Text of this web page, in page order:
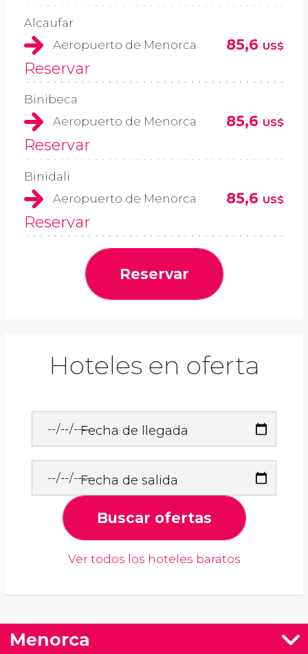
Alcaufar
Aeropuerto de Menorca
85,6 US$
Reservar
Binibeca
Aeropuerto de Menorca
85,6 US$
Reservar
Binidali
Aeropuerto de Menorca
85,6 US$
Reservar
Reservar
Hoteles en oferta
Fecha de llegada
Fecha de salida
Buscar ofertas
Ver todos los hoteles baratos
Menorca